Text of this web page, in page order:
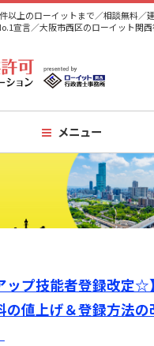
以上のローイットまで／相談無料／
宣言／大阪市西区のローイット関
メニュー
ップ技能者登録改定☆
の値上げ＆登録方法の